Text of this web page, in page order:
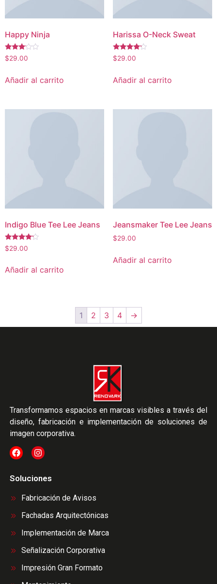
Happy Ninja
Valorado
con
$29.00
Añadir al carrito
Harissa O-Neck Sweat
Valorado
con
$29.00
Añadir al carrito
Indigo Blue Tee Lee Jeans
Valorado
con
$29.00
Añadir al carrito
Jeansmaker Tee Lee Jeans
$29.00
Añadir al carrito
1 2 3 4 →
Transformamos espacios en marcas visibles a través del
diseño, fabricación e implementación de soluciones de
imagen corporativa.
Soluciones
Fabricación de Avisos
Fachadas Arquitectónicas
Implementación de Marca
Señalización Corporativa
Impresión Gran Formato